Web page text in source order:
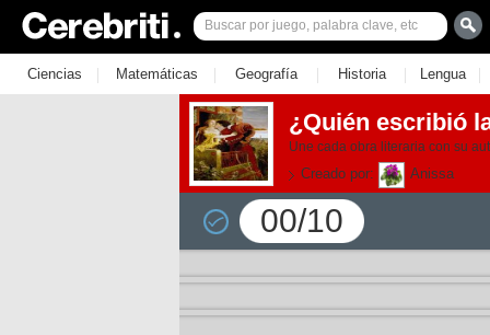
Ciencias | Matemáticas | Geografía | Historia | Lengua |
¿Quién escribió
Une cada obra literaria con su
Creado por: Anissa
00/10